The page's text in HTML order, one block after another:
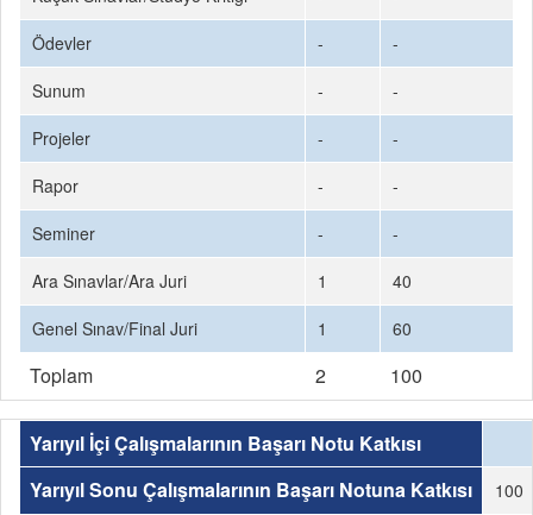
Ödevler
-
-
Sunum
-
-
Projeler
-
-
Rapor
-
-
Seminer
-
-
Ara Sınavlar/Ara Juri
1
40
Genel Sınav/Final Juri
1 60
Toplam 2 100
Yarıyıl İçi Çalışmalarının Başarı Notu Katkısı
Yarıyıl Sonu Çalışmalarının Başarı Notuna Katkısı
100